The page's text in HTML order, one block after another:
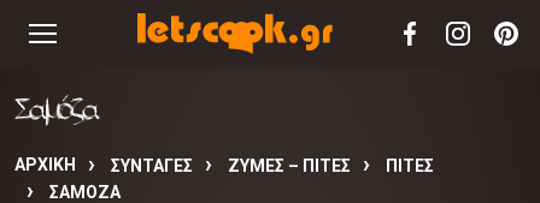
Σαμόζα
ΑΡΧΙΚΉ ΣΥΝΤΑΓΈΣ ΖΥΜΕΣ – ΠΙΤΕΣ
ΠΙΤΕΣ
ΣΑΜΌΖΑ